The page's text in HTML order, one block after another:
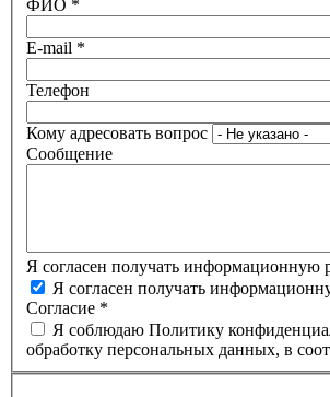
ФИО *
E-mail *
Телефон
Кому адресовать вопрос
Сообщение
Я согласен получать информационную
Я согласен получать
Согласие *
Я соблюдаю Политику
обработку персональных данных, в